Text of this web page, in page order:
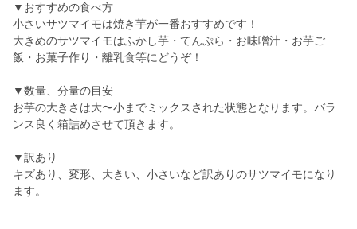
▼おすすめの食べ方
小さいサツマイモは焼き芋が一番おすすめです！
大きめのサツマイモはふかし芋・てんぷら・お味噌汁・お芋ご
飯・お菓子作り・離乳食等にどうぞ！
▼数量、分量の目安
お芋の大きさは大〜小までミックスされた状態となります。バラ
ンス良く箱詰めさせて頂きます。
▼訳あり
キズあり、変形、大きい、小さいなど訳ありのサツマイモになり
ます。